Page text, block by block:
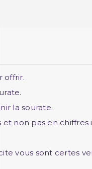
offrir.
la sourate.
non pas en chiffres
vous sont certes